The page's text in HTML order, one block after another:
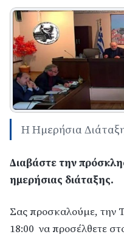
Η Ημερήσια
Διαβάστε την
ημερήσιας διάταξης.
Σας προσκαλούμε, την
18:00 να προσέλθετε